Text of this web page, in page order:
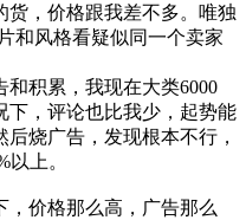
货，价格跟我差不多。唯独
和风格看疑似同一个卖家
积累，我现在大类6000
下，评论也比我少，起势能
烧广告，发现根本不行，
上。
，价格那么高，广告那么